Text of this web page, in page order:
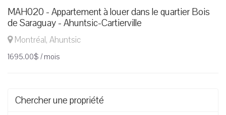
MAH020 - Appartement à louer dans le quartier Bois
de Saraguay - Ahuntsic-Cartierville
Montréal, Ahuntsic
1695.00$ / mois
Chercher une propriété